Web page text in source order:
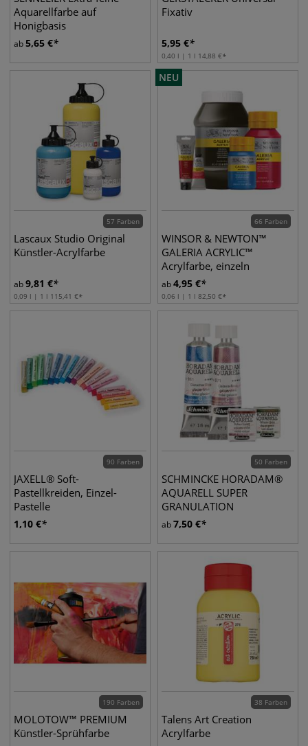
Aquarellfarbe auf
Honigbasis
ab5,65 €
Fixativ
5,95 €
0,40 l | 1 l 14,88 €
57 Farben
Lascaux Studio Original
Künstler-Acrylfarbe
ab9,81 €
0,09 l | 1 l 115,41 €
NEU
66 Farben
WINSOR & NEWTON™
GALERIA ACRYLIC™
Acrylfarbe, einzeln
ab4,95 €
0,06 l | 1 l 82,50 €
90 Farben
JAXELL® Soft-
Pastellkreiden, Einzel-
Pastelle
1,10 €
50 Farben
SCHMINCKE HORADAM®
AQUARELL SUPER
GRANULATION
ab7,50 €
190 Farben
MOLOTOW™ PREMIUM
Künstler-Sprühfarbe
38 Farben
Talens Art Creation
Acrylfarbe